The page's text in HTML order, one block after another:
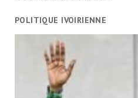
POLITIQUE IVOIRIENNE